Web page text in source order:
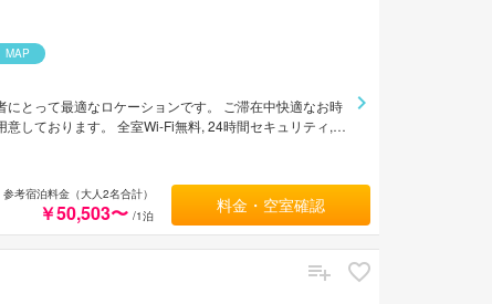
MAP
とって最適なロケーションです。 ご滞在中快適なお時
しております。 全室Wi-Fi無料, 24時間セキュリティ,
でゆっくりとお過ごしいただくにも最適です。
参考宿泊料金（大人2名合計）
￥50,503〜 /1泊 料金・空室確認